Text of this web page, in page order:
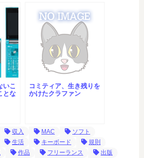
いこ
とな
コミティア、生き残りを
かけたクラファン
収入 MAC
ソフト
生活 キーボード
規則
作品 フリーランス
出版